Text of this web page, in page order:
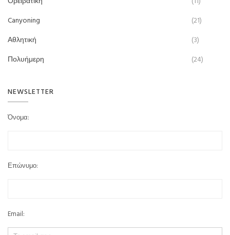
Canyoning
(21)
Αθλητική
(3)
Πολυήμερη
(24)
NEWSLETTER
Όνομα:
Επώνυμο:
Email: